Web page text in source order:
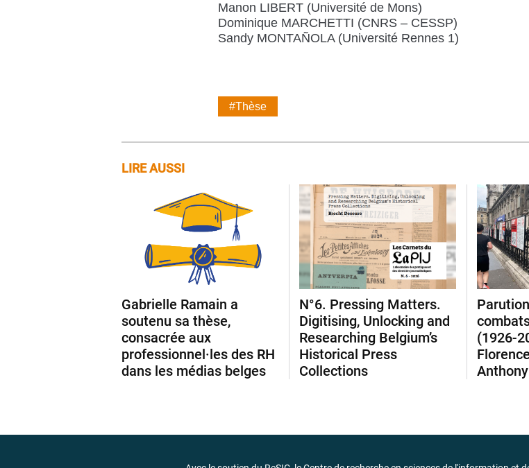
Manon LIBERT (Université de Mons)
Dominique MARCHETTI (CNRS – CESSP)
Sandy MONTAÑOLA (Université Rennes 1)
#Thèse
LIRE AUSSI
Gabrielle Ramain a
soutenu sa thèse,
consacrée aux
professionnel·les des RH
dans les médias belges
N°6. Pressing Matters.
Digitising, Unlocking and
Researching Belgium’s
Historical Press
Collections
(1926-